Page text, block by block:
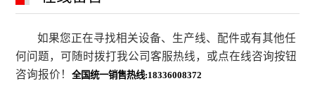
如果您正在寻找相关设备、生产线、配件或有其他任
何问题，可随时拨打我公司客服热线，或点在线咨询按钮
咨询报价！ 全国统一销售热线:18336008372